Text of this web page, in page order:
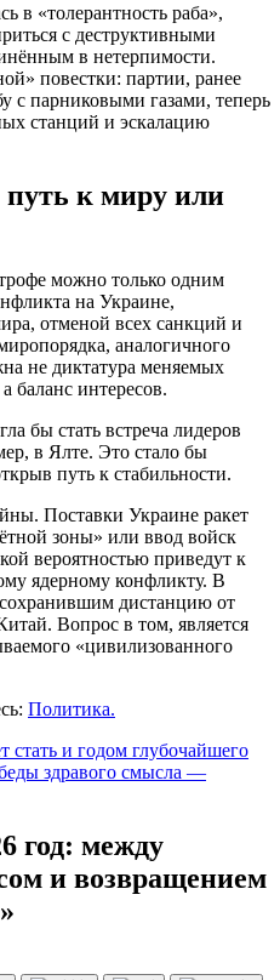
в «толерантность раба»,
с деструктивными
в нетерпимости.
повестки: партии, ранее
с парниковыми газами, теперь
станций и эскалацию
путь к миру или
можно только одним
на Украине,
отменой всех санкций и
аналогичного
не диктатура меняемых
баланс интересов.
бы стать встреча лидеров
в Ялте. Это стало бы
путь к стабильности.
Поставки Украине ракет
зоны» или ввод войск
вероятностью приведут к
ядерному конфликту. В
дистанцию от
Вопрос в том, является
«цивилизованного
Политика.
стать и годом глубочайшего
здравого смысла —
год: между
и возвращением